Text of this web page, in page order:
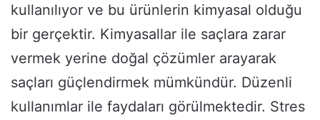
kullanılıyor ve bu ürünlerin kimyasal olduğu
bir gerçektir. Kimyasallar ile saçlara zarar
vermek yerine doğal çözümler arayarak
saçları güçlendirmek mümkündür. Düzenli
kullanımlar ile faydaları görülmektedir. Stres